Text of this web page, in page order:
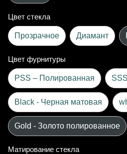
Цвет стекла
Прозрачное Диамант
Цвет фурнитуры
PSS – Полированная
Black - Черная матовая
Gold - Золото полированное
Матирование стекла